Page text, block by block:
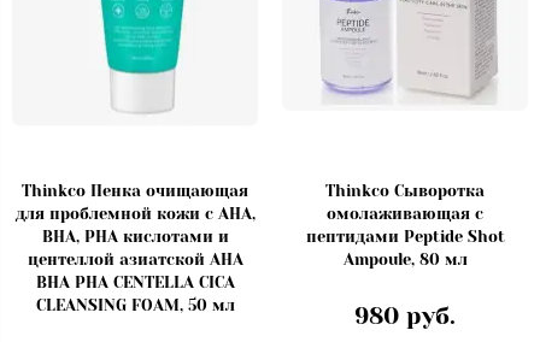
Thinkco Пенка очищающая
для проблемной кожи с AHA,
BHA, PHA кислотами и
центеллой азиатской AHA
BHA PHA CENTELLA CICA
CLEANSING FOAM, 50 мл
Thinkco Сыворотка
омолаживающая с
пептидами Peptide Shot
Ampoule, 80 мл
980 руб.